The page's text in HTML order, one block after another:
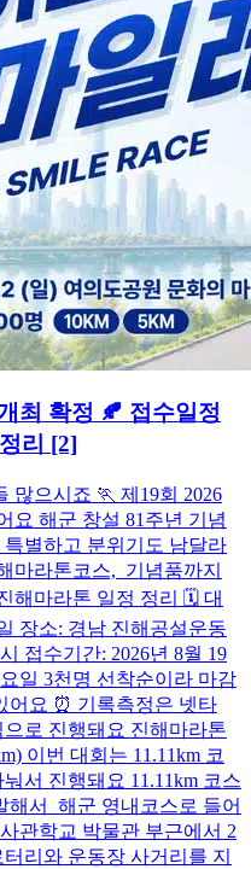
최 확정 🍂 접수일정
리 [2]
많으시죠 🏃 제19회 2026
요 해군 창설 81주년 기념
별하고 분위기도 남달라
마라톤코스, 기념품까지
해마라톤 일정 정리 🗓️ 대
장소: 경남 진해공설운동
접수기간: 2026년 8월 19
일 3천명 선착순이라 마감
어요 ⏰ 기록측정은 넷타
로 진행돼요 진해마라톤
이번 대회는 11.11km 코
서 진행돼요 11.11km 코스
해서 해군 영내코스로 들어
관학교 박물관 부근에서 2
리와 운동장 사거리를 지